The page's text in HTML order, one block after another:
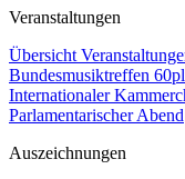
Veranstaltungen
Übersicht
Bundesmusiktreffen
Internationaler
Parlamentarischer Abend
Auszeichnungen